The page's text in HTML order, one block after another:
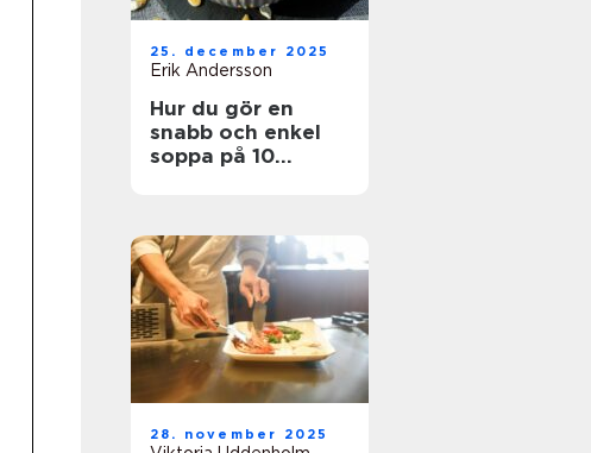
25. december 2025
Erik Andersson
Hur du gör en
snabb och enkel
soppa på 10
28. november 2025